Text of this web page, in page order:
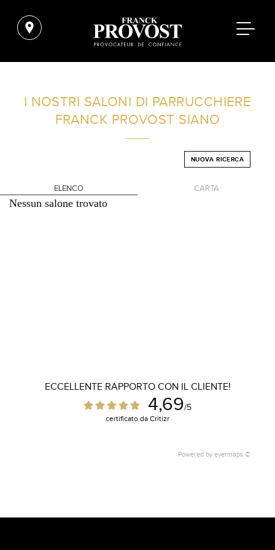
FILTRI AVANZATI
I NOSTRI SALONI DI PARRUCCHIERE
FRANCK PROVOST SIANO
NUOVA RICERCA
ELENCO CARTA
Nessun salone trovato
ECCELLENTE RAPPORTO CON IL CLIENTE!
4,69/5
certificato da Critizr
Powered by evermaps ©